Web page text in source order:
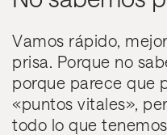
Vamos rápido,
prisa. Porque no
porque parece que
«puntos vitales»,
todo lo que